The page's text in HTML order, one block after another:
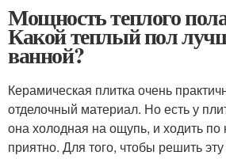
Мощность теплого
Какой теплый пол
ванной?
Керамическая плитка очень
отделочный материал. Но есть у
она холодная на ощупь, и ходить по
приятно. Для того, чтобы решить